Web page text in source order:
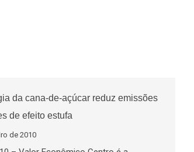
da cana-de-açúcar reduz emissões
de efeito estufa
de 2010